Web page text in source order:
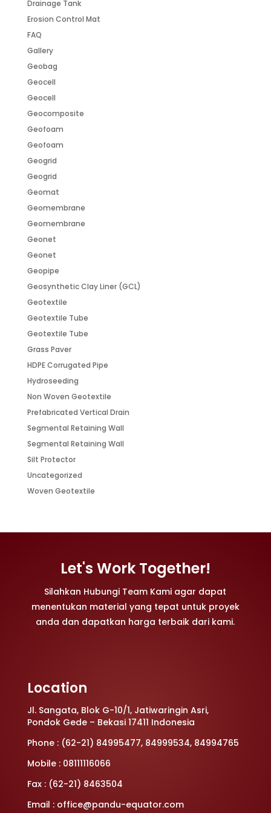
Drainage Tank
Erosion Control Mat
FAQ
Gallery
Geobag
Geocell
Geocell
Geocomposite
Geofoam
Geofoam
Geogrid
Geogrid
Geomat
Geomembrane
Geomembrane
Geonet
Geonet
Geopipe
Geosynthetic Clay Liner (GCL)
Geotextile
Geotextile Tube
Geotextile Tube
Grass Paver
HDPE Corrugated Pipe
Hydroseeding
Non Woven Geotextile
Prefabricated Vertical Drain
Segmental Retaining Wall
Segmental Retaining Wall
Silt Protector
Uncategorized
Woven Geotextile
Let's Work Together!
Silahkan Hubungi Team Kami agar dapat
menentukan material yang tepat untuk proyek
anda dan dapatkan harga terbaik dari kami.
Location
Jl. Sangata, Blok G-10/1, Jatiwaringin Asri,
Pondok Gede – Bekasi 17411 Indonesia
Phone : (62-21) 84995477, 84999534, 84994765
Mobile : 08111116066
Fax : (62-21) 8463504
Email : office@pandu-equator.com